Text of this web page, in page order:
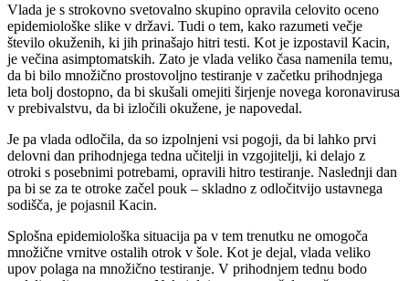
Vlada je s strokovno svetovalno skupino opravila celovito oceno
epidemiološke slike v državi. Tudi o tem, kako razumeti večje
število okuženih, ki jih prinašajo hitri testi. Kot je izpostavil Kacin,
je večina asimptomatskih. Zato je vlada veliko časa namenila temu,
da bi bilo množično prostovoljno testiranje v začetku prihodnjega
leta bolj dostopno, da bi skušali omejiti širjenje novega koronavirusa
v prebivalstvu, da bi izločili okužene, je napovedal.
Je pa vlada odločila, da so izpolnjeni vsi pogoji, da bi lahko prvi
delovni dan prihodnjega tedna učitelji in vzgojitelji, ki delajo z
otroki s posebnimi potrebami, opravili hitro testiranje. Naslednji dan
pa bi se za te otroke začel pouk – skladno z odločitvijo ustavnega
sodišča, je pojasnil Kacin.
Splošna epidemiološka situacija pa v tem trenutku ne omogoča
množične vrnitve ostalih otrok v šole. Kot je dejal, vlada veliko
upov polaga na množično testiranje. V prihodnjem tednu bodo